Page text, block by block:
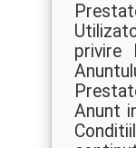
privire
Anunt